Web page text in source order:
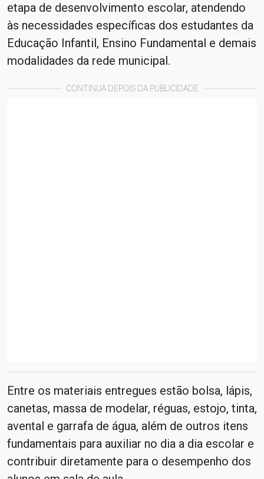
etapa de desenvolvimento escolar, atendendo
às necessidades específicas dos estudantes da
Educação Infantil, Ensino Fundamental e demais
modalidades da rede municipal.
CONTINUA DEPOIS DA PUBLICIDADE
Entre os materiais entregues estão bolsa, lápis,
canetas, massa de modelar, réguas, estojo, tinta,
avental e garrafa de água, além de outros itens
fundamentais para auxiliar no dia a dia escolar e
contribuir diretamente para o desempenho dos